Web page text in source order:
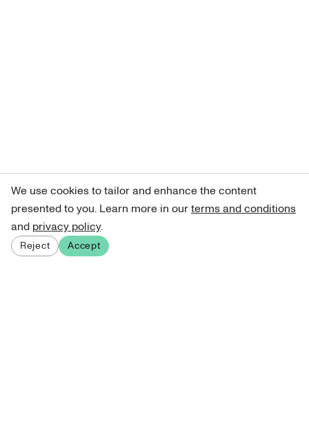
We use cookies to tailor and enhance the content
presented to you. Learn more in ourterms and conditions
and privacy policy.
Reject Accept